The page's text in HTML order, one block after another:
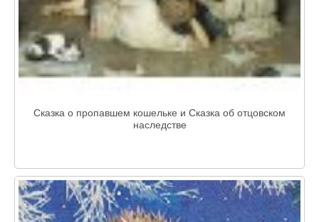
Сказка о пропавшем кошельке и Сказка об отцовском
наследстве